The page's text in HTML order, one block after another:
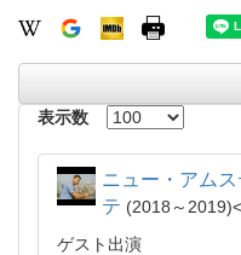
表示数
ニュー・アム
テ
2018～2019
ゲスト出演